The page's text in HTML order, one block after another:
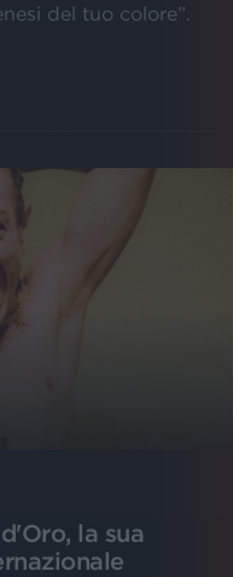
del tuo colore”.
la sua